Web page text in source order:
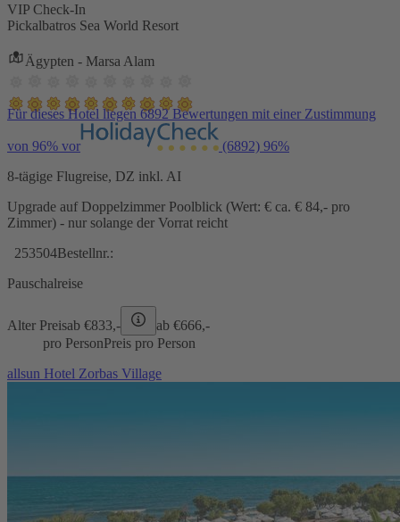
VIP Check-In
Pickalbatros Sea World Resort
Ägypten - Marsa Alam
Für dieses Hotel liegen 6892 Bewertungen mit einer Zustimmung
von 96% vor (6892) 96%
8-tägige Flugreise, DZ inkl. AI
Upgrade auf Doppelzimmer Poolblick (Wert: € ca. € 84,- pro
Zimmer) - nur solange der Vorrat reicht
253504Bestellnr.:
Pauschalreise
Alter Preisab €833,- ab €666,-
pro PersonPreis pro Person
allsun Hotel Zorbas Village